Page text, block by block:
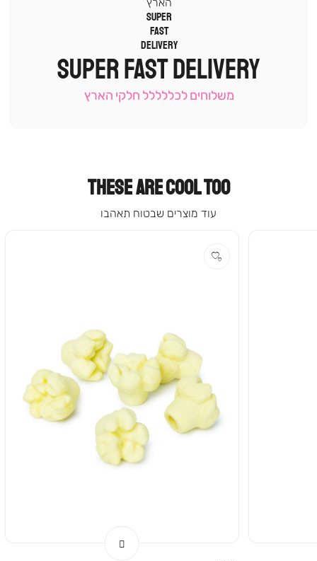
|
תומכי
מכירה
-
עמוד
(9)
SUPER FAST DELIVERY
משלוחים לכללללל חלקי הארץ
THESE ARE COOL TOO
עוד מוצרים שבטוח תאהבו